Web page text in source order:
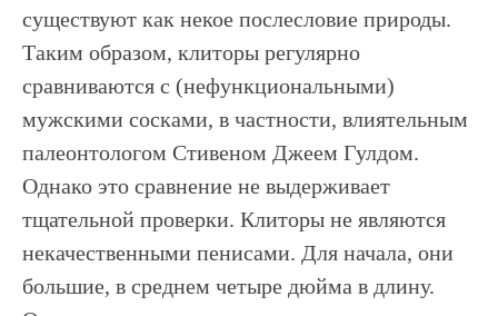
существуют как некое послесловие природы.
Таким образом, клиторы регулярно
сравниваются с (нефункциональными)
мужскими сосками, в частности, влиятельным
палеонтологом Стивеном Джеем Гулдом.
Однако это сравнение не выдерживает
тщательной проверки. Клиторы не являются
некачественными пенисами. Для начала, они
большие, в среднем четыре дюйма в длину.